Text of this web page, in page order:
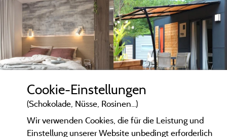
Cookie-Einstellungen
(Schokolade, Nüsse, Rosinen...)
Wir verwenden Cookies, die für die Leistung und
Einstellung unserer Website unbedingt erforderlich